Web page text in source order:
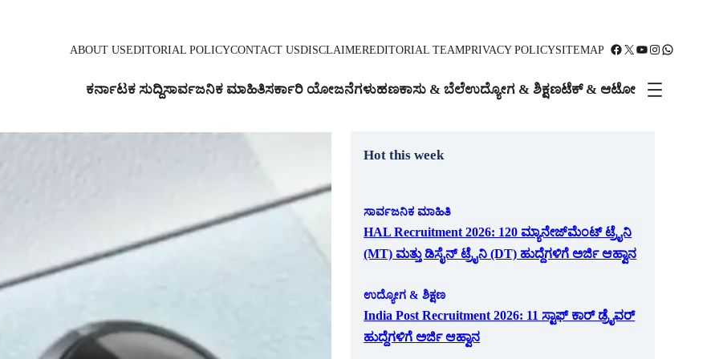
ABOUT USEDITORIAL POLICYCONTACT USDISCLAIMEREDITORIAL TEAMPRIVACY POLICYSITEMAP Facebook X YouTube Instagram WhatsApp
ಕರ್ನಾಟಕ ಸುದ್ದಿಸಾರ್ವಜನಿಕ ಮಾಹಿತಿಸರ್ಕಾರಿ ಯೋಜನೆಗಳುಹಣಕಾಸು & ಬೆಲೆಉದ್ಯೋಗ & ಶಿಕ್ಷಣಟೆಕ್ & ಆಟೋ
Hot this week
ಸಾರ್ವಜನಿಕ ಮಾಹಿತಿ
HAL Recruitment 2026: 120 ಮ್ಯಾನೇಜ್‌ಮೆಂಟ್ ಟ್ರೈನಿ
(MT) ಮತ್ತು ಡಿಸೈನ್ ಟ್ರೈನಿ (DT) ಹುದ್ದೆಗಳಿಗೆ ಅರ್ಜಿ ಆಹ್ವಾನ
ಉದ್ಯೋಗ & ಶಿಕ್ಷಣ
India Post Recruitment 2026: 11 ಸ್ಟಾಫ್ ಕಾರ್ ಡ್ರೈವರ್
ಹುದ್ದೆಗಳಿಗೆ ಅರ್ಜಿ ಆಹ್ವಾನ